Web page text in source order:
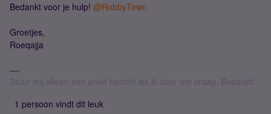
Bedankt voor je hulp! @RobbyTown
Groetjes,
Roeqajja
Stuur mij alleen een privé bericht als ik daar om vraag. Bedankt!
1 persoon vindt dit leuk